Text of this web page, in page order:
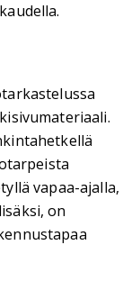
vapaa-ajalla,
on